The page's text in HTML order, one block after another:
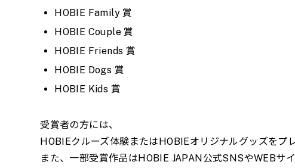
HOBIE Family 賞
HOBIE Couple 賞
HOBIE Friends 賞
HOBIE Dogs 賞
HOBIE Kids 賞
受賞者の方には、
HOBIEクルーズ体験またはHOBIEオリジナルグッズをプ
また、一部受賞作品はHOBIE JAPAN公式SNSやWEBサ